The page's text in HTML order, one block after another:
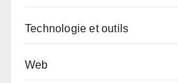
Technologie et outils
Web